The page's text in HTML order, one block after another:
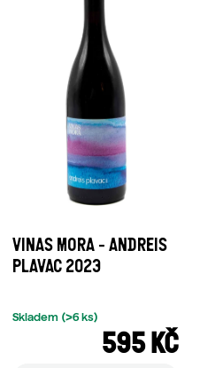
VINAS MORA - ANDREIS
PLAVAC 2023
595 KČ
Skladem (>6 ks)